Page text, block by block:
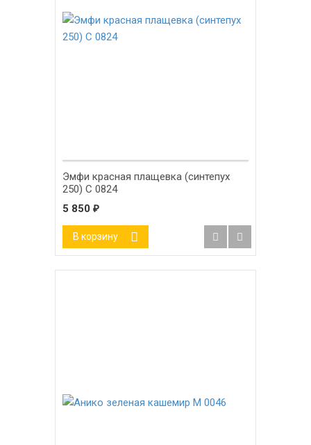
Эмфи красная плащевка (синтепух
250) С 0824
5 850 ₽
В корзину